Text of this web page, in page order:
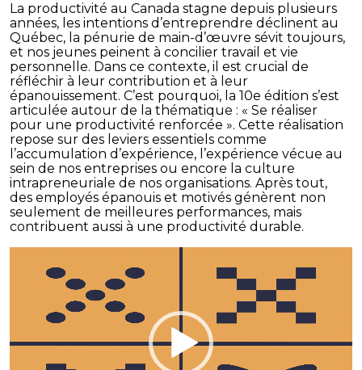
La productivité au Canada stagne depuis plusieurs
années, les intentions d’entreprendre déclinent au
Québec, la pénurie de main-d’œuvre sévit toujours,
et nos jeunes peinent à concilier travail et vie
personnelle. Dans ce contexte, il est crucial de
réfléchir à leur contribution et à leur
épanouissement. C’est pourquoi, la 10e édition s’est
articulée autour de la thématique : « Se réaliser
pour une productivité renforcée ». Cette réalisation
repose sur des leviers essentiels comme
l’accumulation d’expérience, l’expérience vécue au
sein de nos entreprises ou encore la culture
intrapreneuriale de nos organisations. Après tout,
des employés épanouis et motivés génèrent non
seulement de meilleures performances, mais
contribuent aussi à une productivité durable.